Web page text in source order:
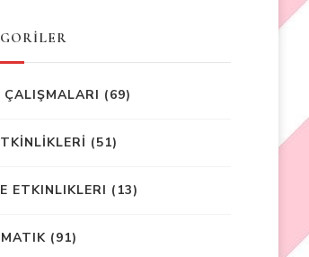
ÇALIŞMALARI (69)
(51)
ETKINLIKLERI (13)
(91)